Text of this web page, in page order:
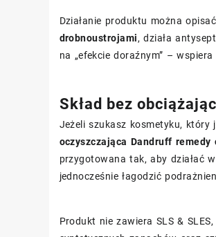
Działanie produktu można
drobnoustrojami, działa
na „efekcie doraźnym” –
Skład bez
Jeżeli szukasz kosmetyku, który
oczyszczająca Dandruff
przygotowana tak, aby działać
jednocześnie łagodzić
Produkt nie zawiera SLS &